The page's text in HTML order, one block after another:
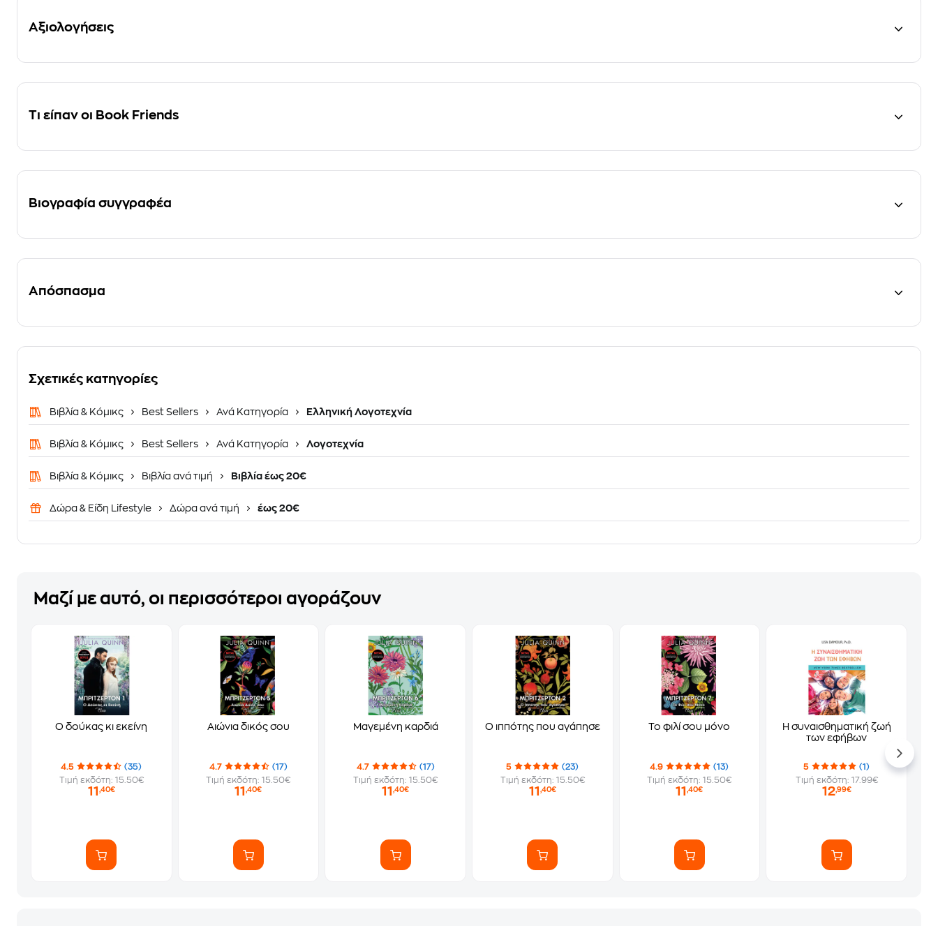
Αξιολογήσεις
Τι είπαν οι Book Friends
Βιογραφία συγγραφέα
Απόσπασμα
Σχετικές κατηγορίες
Βιβλία & Κόμικς Best Sellers Ανά Κατηγορία Ελληνική Λογοτεχνία
Βιβλία & Κόμικς Best Sellers Ανά Κατηγορία Λογοτεχνία
Βιβλία & Κόμικς Βιβλία ανά τιμή Βιβλία έως 20€
Δώρα & Είδη Lifestyle Δώρα ανά τιμή έως 20€
Μαζί με αυτό, οι περισσότεροι αγοράζουν
Ο δούκας κι εκείνη
4.5
(35)
Τιμή εκδότη: 15.50€
11 ,40€
Αιώνια δικός σου
4.7
(17)
Τιμή εκδότη: 15.50€
11,40€
Μαγεμένη καρδιά
4.7
(17)
Τιμή εκδότη: 15.50€
11,40€
Ο ιππότης που αγάπησε
5
(23)
Τιμή εκδότη: 15.50€
11 ,40€
Το φιλί σου μόνο
4.9
(13)
Τιμή εκδότη: 15.50€
11,40€
Η συναισθηματική ζωή
των εφήβων
5
(1)
Τιμή εκδότη: 17.99€
12,99€